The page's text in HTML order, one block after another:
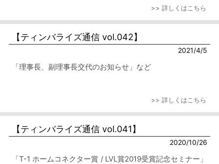
>> 詳しくはこちら
【ティンバライズ通信 vol.042】
2021/4/5
「理事長、副理事長交代のお知らせ」など
>> 詳しくはこちら
【ティンバライズ通信 vol.041】
2020/10/26
「T-1 ホームコネクター賞 / LVL賞2019受賞記念セミナー」